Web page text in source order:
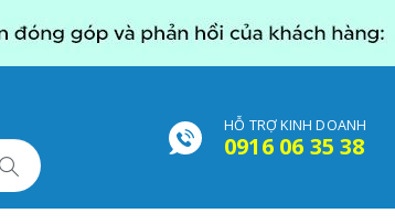
HỖ TRỢ KINH DOANH
0916 06 35 38